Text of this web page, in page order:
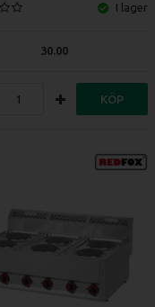
I lager
30.00
KÖP